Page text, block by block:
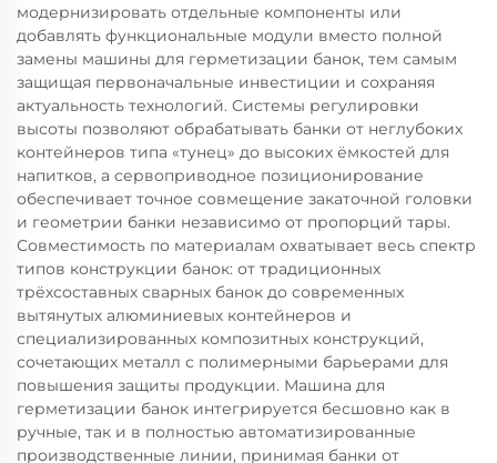
модернизировать отдельные компоненты или
добавлять функциональные модули вместо полной
замены машины для герметизации банок, тем самым
защищая первоначальные инвестиции и сохраняя
актуальность технологий. Системы регулировки
высоты позволяют обрабатывать банки от неглубоких
контейнеров типа «тунец» до высоких ёмкостей для
напитков, а сервоприводное позиционирование
обеспечивает точное совмещение закаточной головки
и геометрии банки независимо от пропорций тары.
Совместимость по материалам охватывает весь спектр
типов конструкции банок: от традиционных
трёхсоставных сварных банок до современных
вытянутых алюминиевых контейнеров и
специализированных композитных конструкций,
сочетающих металл с полимерными барьерами для
повышения защиты продукции. Машина для
герметизации банок интегрируется бесшовно как в
ручные, так и в полностью автоматизированные
производственные линии, принимая банки от